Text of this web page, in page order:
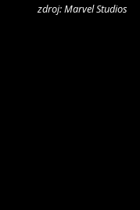
zdroj: Marvel Studios